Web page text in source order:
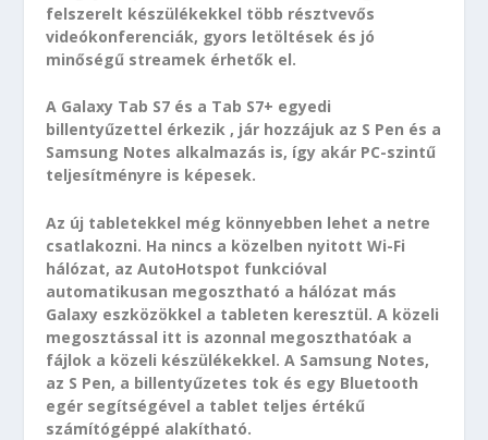
felszerelt készülékekkel több résztvevős
videókonferenciák, gyors letöltések és jó
minőségű streamek érhetők el.
A Galaxy Tab S7 és a Tab S7+ egyedi
billentyűzettel érkezik , jár hozzájuk az S Pen és a
Samsung Notes alkalmazás is, így akár PC-szintű
teljesítményre is képesek.
Az új tabletekkel még könnyebben lehet a netre
csatlakozni. Ha nincs a közelben nyitott Wi-Fi
hálózat, az AutoHotspot funkcióval
automatikusan megosztható a hálózat más
Galaxy eszközökkel a tableten keresztül. A közeli
megosztással itt is azonnal megoszthatóak a
fájlok a közeli készülékekkel. A Samsung Notes,
az S Pen, a billentyűzetes tok és egy Bluetooth
egér segítségével a tablet teljes értékű
számítógéppé alakítható.